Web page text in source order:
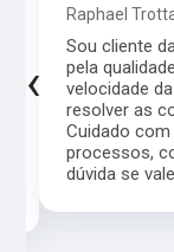
Raphael
Sou cliente
pela
velocidade
resolver as
Cuidado
processos,
dúvida se
‹